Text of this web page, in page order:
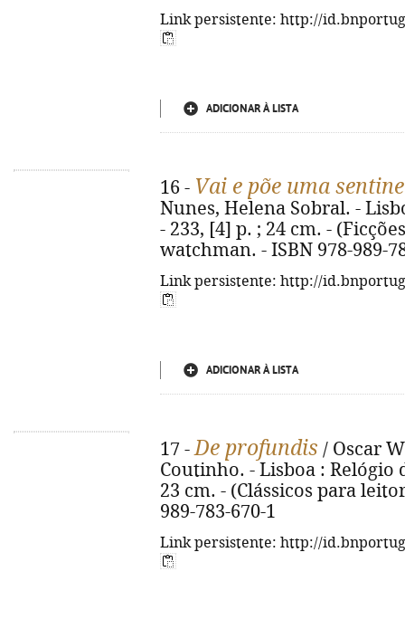
Link persistente: http://
ADICIONAR À LISTA
16 - Vai e põe uma
Nunes, Helena Sobral. -
- 233, [4] p. ; 24 cm. -
watchman. - ISBN 978-989-
Link persistente: http://
ADICIONAR À LISTA
17 -De profundis / Oscar
Coutinho. - Lisboa : Relógio
23 cm. - (Clássicos para
989-783-670-1
Link persistente: http://